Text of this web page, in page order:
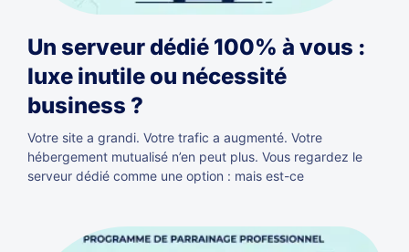
Un serveur dédié 100% à vous :
luxe inutile ou nécessité
business ?
Votre site a grandi. Votre trafic a augmenté. Votre
hébergement mutualisé n’en peut plus. Vous regardez le
serveur dédié comme une option : mais est-ce